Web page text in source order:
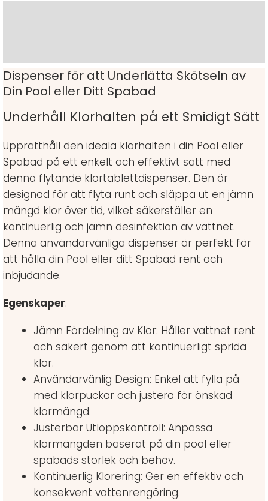
Dispenser för att Underlätta Skötseln av
Din Pool eller Ditt Spabad
Underhåll Klorhalten på ett Smidigt Sätt
Upprätthåll den ideala klorhalten i din Pool eller
Spabad på ett enkelt och effektivt sätt med
denna flytande klortablettdispenser. Den är
designad för att flyta runt och släppa ut en jämn
mängd klor över tid, vilket säkerställer en
kontinuerlig och jämn desinfektion av vattnet.
Denna användarvänliga dispenser är perfekt för
att hålla din Pool eller ditt Spabad rent och
inbjudande.
Egenskaper:
Jämn Fördelning av Klor: Håller vattnet rent
och säkert genom att kontinuerligt sprida
klor.
Användarvänlig Design: Enkel att fylla på
med klorpuckar och justera för önskad
klormängd.
Justerbar Utloppskontroll: Anpassa
klormängden baserat på din pool eller
spabads storlek och behov.
Kontinuerlig Klorering: Ger en effektiv och
konsekvent vattenrengöring.